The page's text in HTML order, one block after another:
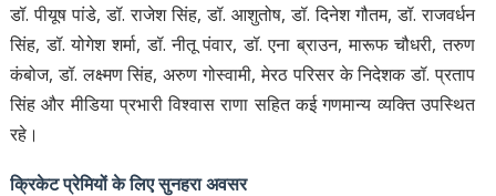
डॉ. पीयूष पांडे, डॉ. राजेश सिंह, डॉ. आशुतोष, डॉ. दिनेश गौतम, डॉ. राजवर्धन
सिंह, डॉ. योगेश शर्मा, डॉ. नीतू पंवार, डॉ. एना ब्राउन, मारूफ चौधरी, तरुण
कंबोज, डॉ. लक्ष्मण सिंह, अरुण गोस्वामी, मेरठ परिसर के निदेशक डॉ. प्रताप
सिंह और मीडिया प्रभारी विश्वास राणा सहित कई गणमान्य व्यक्ति उपस्थित
रहे।
क्रिकेट प्रेमियों के लिए सुनहरा अवसर